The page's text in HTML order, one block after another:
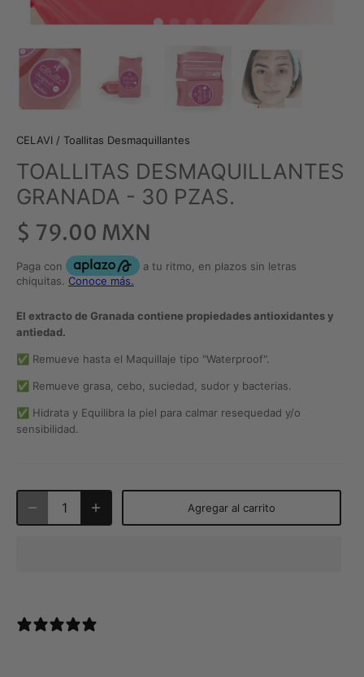
CELAVI / Toallitas Desmaquillantes
TOALLITAS DESMAQUILLANTES
GRANADA - 30 PZAS.
$ 79.00 MXN
El extracto de Granada contiene propiedades antioxidantes y
antiedad.
✅ Remueve hasta el Maquillaje tipo "Waterproof".
✅ Remueve grasa, cebo, suciedad, sudor y bacterias.
✅ Hidrata y Equilibra la piel para calmar resequedad y/o
sensibilidad.
Agregar al carrito